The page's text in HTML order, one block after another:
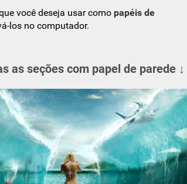
você deseja usar comopapéis de
los no computador.
as seções com papel de parede ↓